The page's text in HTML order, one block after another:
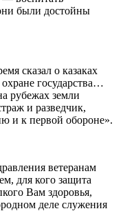
были достойны
сказал о казаках
государства…
рубежах земли
и разведчик,
и к первой обороне».
ветеранам
для кого защита
Вам здоровья,
деле служения